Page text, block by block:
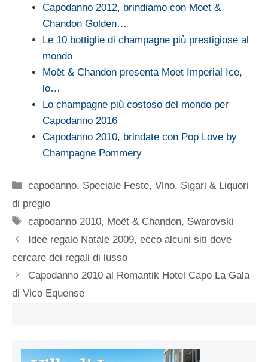
Capodanno 2012, brindiamo con Moet &
Chandon Golden…
Le 10 bottiglie di champagne più prestigiose al
mondo
Moët & Chandon presenta Moet Imperial Ice,
lo…
Lo champagne più costoso del mondo per
Capodanno 2016
Capodanno 2010, brindate con Pop Love by
Champagne Pommery
Categorie
capodanno, Speciale Feste,Vino, Sigari & Liquori
di pregio
Tag
capodanno 2010, Moët & Chandon, Swarovski
Idee regalo Natale 2009, ecco alcuni siti dove
cercare dei regali di lusso
Capodanno 2010 al Romantik Hotel Capo La Gala
di Vico Equense